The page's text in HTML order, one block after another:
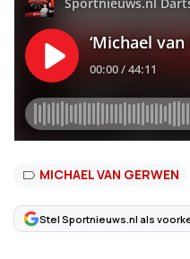
MICHAEL VAN GERWEN
Stel Sportnieuws.nl als